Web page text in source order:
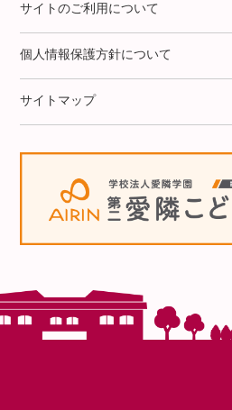
サイトのご利用について
個人情報保護方針について
サイトマップ